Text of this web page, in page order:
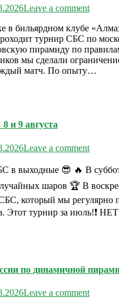
Leave a comment
в бильярдном клубе
турнир СБС по
пирамиду по
мы сделали
матч. По опыту…
и 9 августа
Leave a comment
в выходные 😎 🔥 В
шаров 🏆 В
который мы регулярно
Этот турнир за июль!❗️
по динамичной
Leave a comment